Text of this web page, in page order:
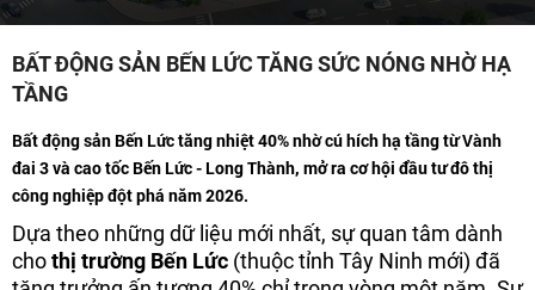
BẤT ĐỘNG SẢN BẾN LỨC TĂNG SỨC NÓNG NHỜ HẠ
TẦNG
Bất động sản Bến Lức tăng nhiệt 40% nhờ cú hích hạ tầng từ Vành
đai 3 và cao tốc Bến Lức - Long Thành, mở ra cơ hội đầu tư đô thị
công nghiệp đột phá năm 2026.
Dựa theo những dữ liệu mới nhất, sự quan tâm dành
chothị trường Bến Lức (thuộc tỉnh Tây Ninh mới) đã